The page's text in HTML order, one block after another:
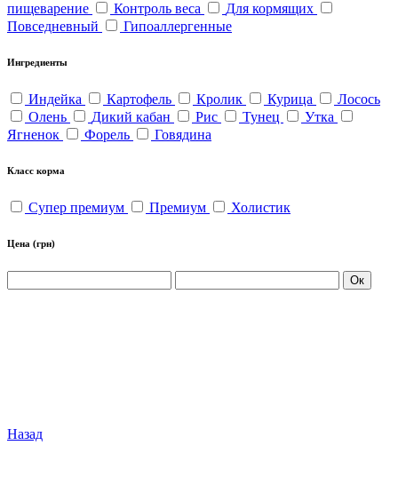
пищеварение
Контроль веса
Для кормящих
Повседневный
Гипоаллергенные
Ингредиенты
Индейка Картофель Кролик Курица
Лосось
Олень
Дикий кабан Рис Тунец
Утка
Ягненок
Форель Говядина
Класс корма
Супер премиум Премиум Холистик
Цена (грн)
Ок
Назад